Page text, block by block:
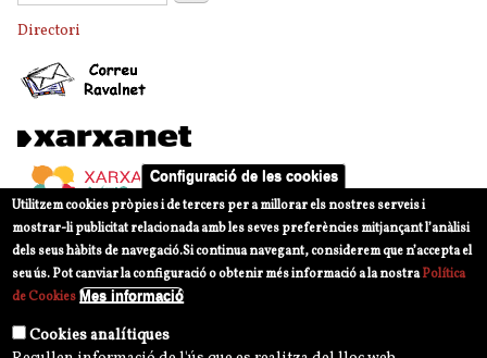
Directori
Configuració de les cookies
Utilitzem cookies pròpies i de tercers per a millorar els nostres serveis i
mostrar-li publicitat relacionada amb les seves preferències mitjançant l’anàlisi
dels seus hàbits de navegació.Si continua navegant, considerem que n’accepta el
seu ús. Pot canviar la configuració o obtenir més informació a la nostraPolítica
de Cookies Mes informació
Cookies analítiques